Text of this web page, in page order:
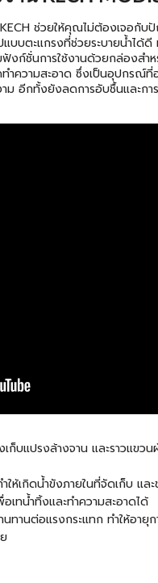
ช่วยให้คุณไม่ต้องเจอกั
บบตะแกรงที่ช่วยระบายน้ำได้
งก์ชั่นการใช้งานด้วยกล่องสำ
ทำความสะอาด ซึ่งเป็นอุปกร
ม อีกทั้งยังลดการอับชื้นและกา
บแปรงล้างจาน และราวแขวน
ห้เกิดน้ำขังภายในที่จัดเก็บ แล
ทน้ำทิ้งและทำความสะอาดได้
นต่อแรงกระแทก ทำให้อายุก